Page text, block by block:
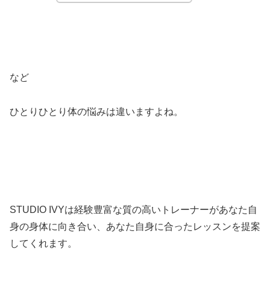
など
ひとりひとり体の悩みは違いますよね。
STUDIO IVYは経験豊富な質の高いトレーナーがあなた自
身の身体に向き合い、あなた自身に合ったレッスンを提案
してくれます。